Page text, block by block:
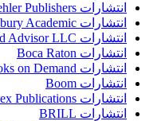
انتشارات Berrett-Koehler Publishers
انتشارات Bloomsbury Academic
انتشارات Board Advisor LLC
انتشارات Boca Raton
انتشارات Books on Demand
انتشارات Boom
انتشارات Bravex Publications
انتشارات BRILL